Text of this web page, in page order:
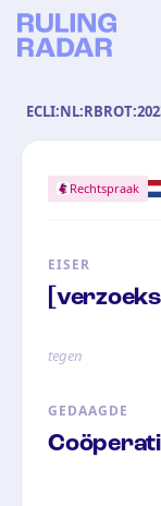
Rechtspraak
EISER
tegen
GEDAAGDE